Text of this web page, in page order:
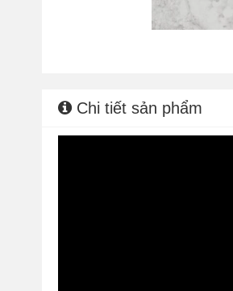
Chi tiết sản phẩm